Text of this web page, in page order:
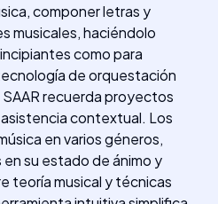
componer letras y
musicales, haciéndolo
como para
de orquestación
recuerda proyectos
contextual. Los
en varios géneros,
su estado de ánimo y
teoría musical y técnicas